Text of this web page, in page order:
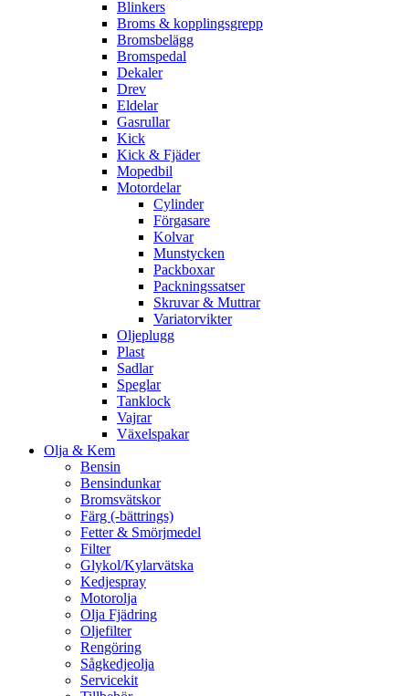
Blinkers
Broms & kopplingsgrepp
Bromsbelägg
Bromspedal
Dekaler
Drev
Eldelar
Gasrullar
Kick
Kick & Fjäder
Mopedbil
Motordelar
Cylinder
Förgasare
Kolvar
Munstycken
Packboxar
Packningssatser
Skruvar & Muttrar
Variatorvikter
Oljeplugg
Plast
Sadlar
Speglar
Tanklock
Vajrar
Växelspakar
Olja & Kem
Bensin
Bensindunkar
Bromsvätskor
Färg (-bättrings)
Fetter & Smörjmedel
Filter
Glykol/Kylarvätska
Kedjespray
Motorolja
Olja Fjädring
Oljefilter
Rengöring
Sågkedjeolja
Servicekit